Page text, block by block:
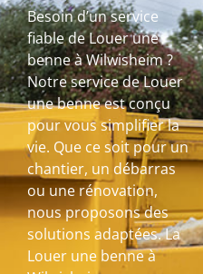
Besoin d’un service
fiable de Louer une
benne à Wilwisheim ?
Notre service de Louer
une benne est conçu
pour vous simplifier la
vie. Que ce soit pour un
chantier, un débarras
ou une rénovation,
nous proposons des
solutions adaptées. La
Louer une benne à